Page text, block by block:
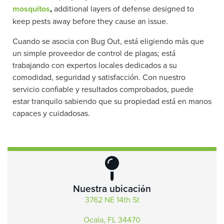
mosquitos,additional layers of defense designed to
keep pests away before they cause an issue.
Cuando se asocia con Bug Out, está eligiendo más que
un simple proveedor de control de plagas; está
trabajando con expertos locales dedicados a su
comodidad, seguridad y satisfacción. Con nuestro
servicio confiable y resultados comprobados, puede
estar tranquilo sabiendo que su propiedad está en manos
capaces y cuidadosas.
Nuestra ubicación
3762 NE 14th St
Ocala, FL 34470